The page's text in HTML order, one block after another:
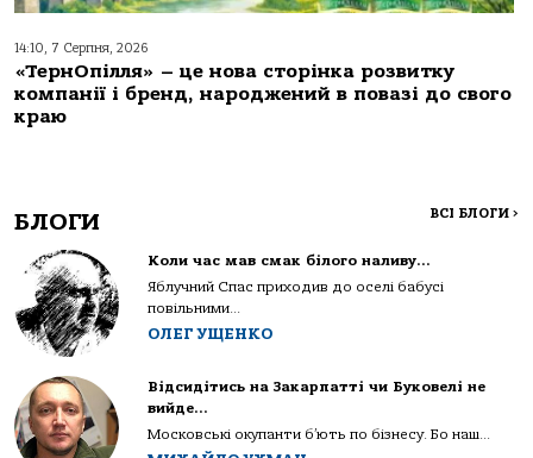
14:10, 7 Серпня, 2026
«ТернОпілля» – це нова сторінка розвитку
компанії і бренд, народжений в повазі до свого
краю
БЛОГИ ВСІ БЛОГИ >
Коли час мав смак білого наливу…
Яблучний Спас приходив до оселі бабусі
повільними...
ОЛЕГ УЩЕНКО
Відсидітись на Закарпатті чи Буковелі не
вийде…
Московські окупанти б’ють по бізнесу. Бо наш...